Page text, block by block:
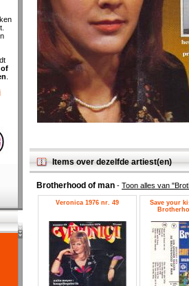
Items over dezelfde artiest(en)
Brotherhood of man - Toon alles van
Veronica 1976 nr. 49
Save your
of